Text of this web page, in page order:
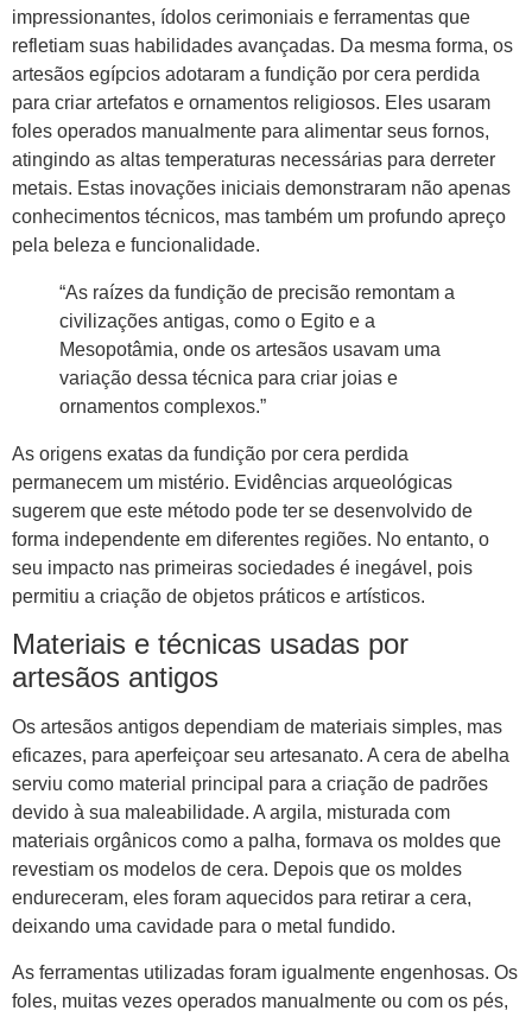
impressionantes, ídolos cerimoniais e ferramentas que
refletiam suas habilidades avançadas. Da mesma forma, os
artesãos egípcios adotaram a fundição por cera perdida
para criar artefatos e ornamentos religiosos. Eles usaram
foles operados manualmente para alimentar seus fornos,
atingindo as altas temperaturas necessárias para derreter
metais. Estas inovações iniciais demonstraram não apenas
conhecimentos técnicos, mas também um profundo apreço
pela beleza e funcionalidade.
“As raízes da fundição de precisão remontam a
civilizações antigas, como o Egito e a
Mesopotâmia, onde os artesãos usavam uma
variação dessa técnica para criar joias e
ornamentos complexos.”
As origens exatas da fundição por cera perdida
permanecem um mistério. Evidências arqueológicas
sugerem que este método pode ter se desenvolvido de
forma independente em diferentes regiões. No entanto, o
seu impacto nas primeiras sociedades é inegável, pois
permitiu a criação de objetos práticos e artísticos.
Materiais e técnicas usadas por
artesãos antigos
Os artesãos antigos dependiam de materiais simples, mas
eficazes, para aperfeiçoar seu artesanato. A cera de abelha
serviu como material principal para a criação de padrões
devido à sua maleabilidade. A argila, misturada com
materiais orgânicos como a palha, formava os moldes que
revestiam os modelos de cera. Depois que os moldes
endureceram, eles foram aquecidos para retirar a cera,
deixando uma cavidade para o metal fundido.
As ferramentas utilizadas foram igualmente engenhosas. Os
foles, muitas vezes operados manualmente ou com os pés,